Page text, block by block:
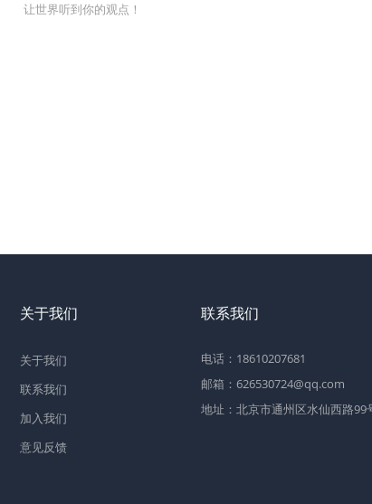
让世界听到你的观点！
关于我们
关于我们
联系我们
加入我们
意见反馈
联系我们
电话：18610207681
邮箱：626530724@qq.com
地址：北京市通州区水仙西路99